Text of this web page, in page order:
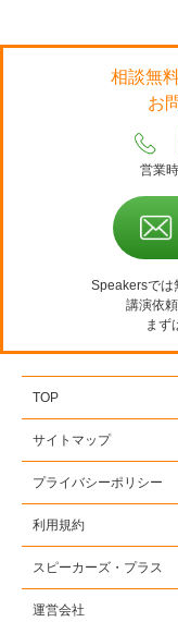
相談無
お
営業
Speakersでは
講演依
まず
TOP
サイトマップ
プライバシーポリシー
利用規約
スピーカーズ・プラス
運営会社